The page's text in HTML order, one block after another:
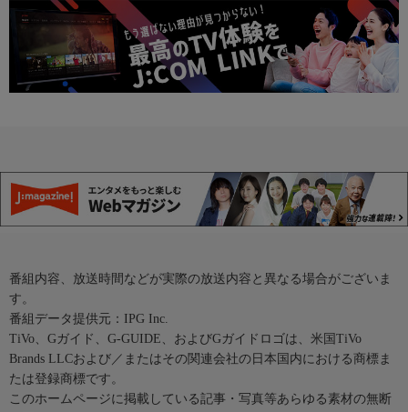
番組内容、放送時間などが実際の放送内容と異なる場合がございま
す。
番組データ提供元：IPG Inc.
TiVo、Gガイド、G-GUIDE、およびGガイドロゴは、米国TiVo
Brands LLCおよび／またはその関連会社の日本国内における商標ま
たは登録商標です。
このホームページに掲載している記事・写真等あらゆる素材の無断